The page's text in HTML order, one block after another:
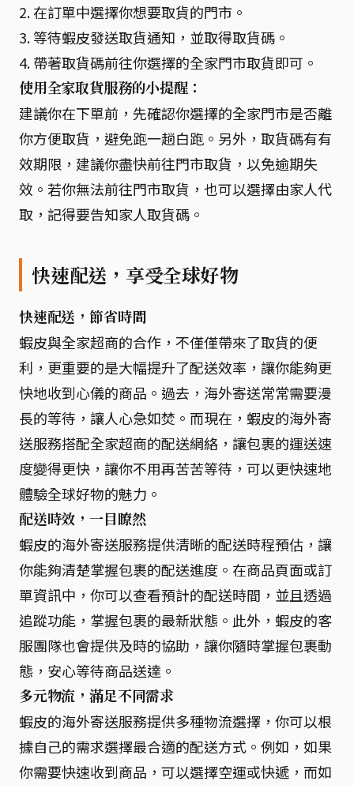
2. 在訂單中選擇你想要取貨的門市。
3. 等待蝦皮發送取貨通知，並取得取貨碼。
4. 帶著取貨碼前往你選擇的全家門市取貨即可。
使用全家取貨服務的小提醒：
建議你在下單前，先確認你選擇的全家門市是否離
你方便取貨，避免跑一趟白跑。另外，取貨碼有有
效期限，建議你盡快前往門市取貨，以免逾期失
效。若你無法前往門市取貨，也可以選擇由家人代
取，記得要告知家人取貨碼。
快速配送，享受全球好物
快速配送，節省時間
蝦皮與全家超商的合作，不僅僅帶來了取貨的便
利，更重要的是大幅提升了配送效率，讓你能夠更
快地收到心儀的商品。過去，海外寄送常常需要漫
長的等待，讓人心急如焚。而現在，蝦皮的海外寄
送服務搭配全家超商的配送網絡，讓包裹的運送速
度變得更快，讓你不用再苦苦等待，可以更快速地
體驗全球好物的魅力。
配送時效，一目瞭然
蝦皮的海外寄送服務提供清晰的配送時程預估，讓
你能夠清楚掌握包裹的配送進度。在商品頁面或訂
單資訊中，你可以查看預計的配送時間，並且透過
追蹤功能，掌握包裹的最新狀態。此外，蝦皮的客
服團隊也會提供及時的協助，讓你隨時掌握包裹動
態，安心等待商品送達。
多元物流，滿足不同需求
蝦皮的海外寄送服務提供多種物流選擇，你可以根
據自己的需求選擇最合適的配送方式。例如，如果
你需要快速收到商品，可以選擇空運或快遞，而如